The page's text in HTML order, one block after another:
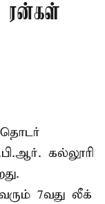
ரன்கள்
தொடர்
கல்லூரி
7வது லீக்